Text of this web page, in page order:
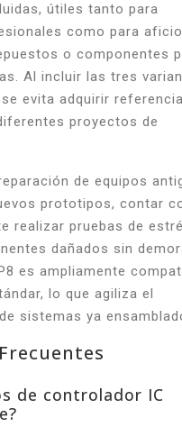
útiles tanto para
como para
o componentes
Al incluir las tres
evita adquirir
proyectos de
de equipos
prototipos, contar
realizar pruebas de
dañados sin
es ampliamente
lo que agiliza el
sistemas ya
de controlador IC